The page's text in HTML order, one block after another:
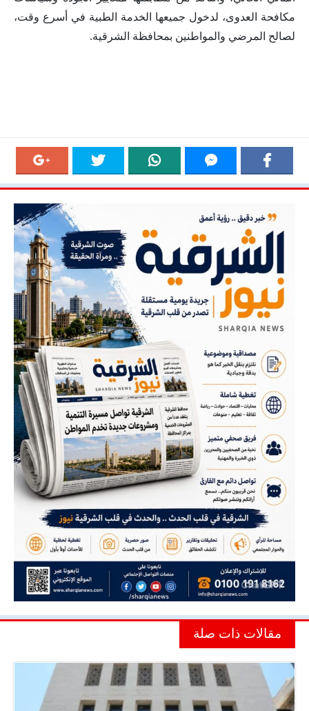
مكافحة العدوى، لدخول جميعها الخدمة الطبية في أسرع وقت،
لصالح المرضي والمواطنين بمحافظة الشرقية.
مقالات ذات صلة